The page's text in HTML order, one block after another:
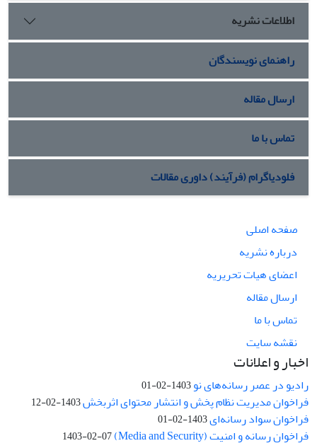
اطلاعات نشریه
راهنمای نویسندگان
ارسال مقاله
تماس با ما
فلودیاگرام (فرآیند) داوری مقالات
صفحه اصلی
درباره نشریه
اعضای هیات تحریریه
ارسال مقاله
تماس با ما
نقشه سایت
اخبار و اعلانات
رادیو در عصر رسانه‌های نو1403-02-01
فراخوان مدیریت نظام پخش و انتشار محتوای اثربخش1403-02-12
فراخوان سواد رسانه‌ای1403-02-01
فراخوان رسانه و امنیت (Media and Security) 1403-02-07